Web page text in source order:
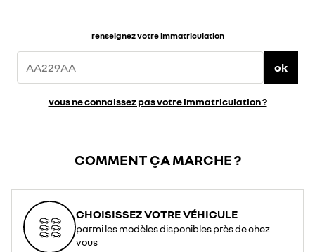
renseignez votre immatriculation
ok
vous ne connaissez pas votre immatriculation ?
COMMENT ÇA MARCHE ?
CHOISISSEZ VOTRE VÉHICULE
parmi les modèles disponibles près de chez
vous